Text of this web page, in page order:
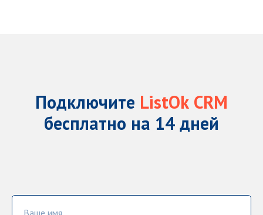
Подключите ListOk CRM
бесплатно на 14 дней
Ваше имя